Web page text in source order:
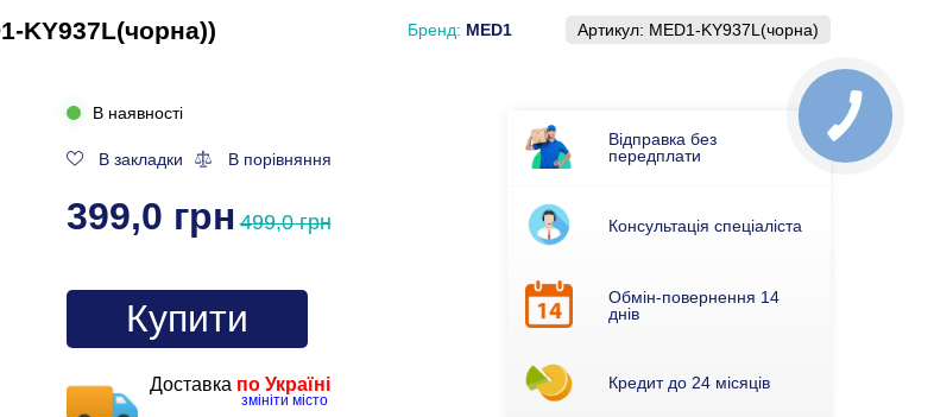
KY937L(чорна)) Бренд: MED1 Артикул: MED1-KY937L(чорна)
В наявності
В закладки В порівняння
399,0 грн 499,0 грн
Купити
Доставка по Україні
змініти місто
Відправка без
передплати
Консультація спеціаліста
Обмін-повернення 14
днів
Кредит до 24 місяців